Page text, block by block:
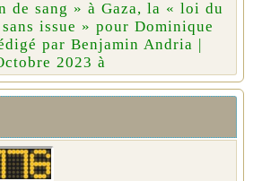
de sang » à Gaza, la « loi du
issue » pour Dominique
par Benjamin Andria |
2023 à